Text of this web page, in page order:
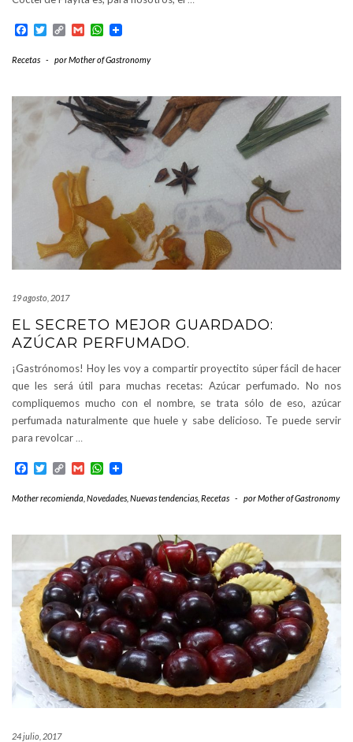
Facebook
TwitterCopyGmailWhatsApp
Recetas - porMother of Gastronomy
19 agosto, 2017
EL SECRETO MEJOR GUARDADO:
AZÚCAR PERFUMADO.
¡Gastrónomos! Hoy les voy a compartir proyectito súper fácil de hacer
que les será útil para muchas recetas: Azúcar perfumado. No nos
compliquemos mucho con el nombre, se trata sólo de eso, azúcar
perfumada naturalmente que huele y sabe delicioso. Te puede servir
para revolcar …
Facebook
TwitterCopyGmailWhatsApp
Mother recomienda Novedades Nuevas tendencias Recetas - porMother of Gastronomy
24 julio, 2017